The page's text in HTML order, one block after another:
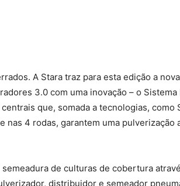
A Stara traz para esta edição a
3.0 com uma inovação – o Sistema
que, somada a tecnologias, como
4 rodas, garantem uma pulverização
de culturas de cobertura
distribuidor e semeador